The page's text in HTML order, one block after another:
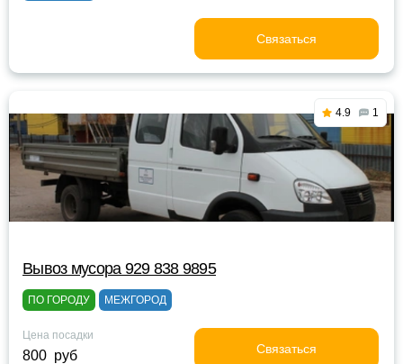
Связаться
4.9 1
Вывоз мусора 929 838 9895
ПО ГОРОДУ МЕЖГОРОД
Цена посадки
800 руб Связаться